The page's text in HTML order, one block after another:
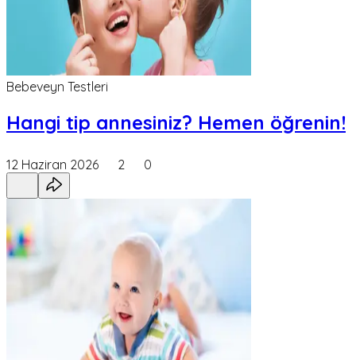
Bebeveyn Testleri
Hangi tip annesiniz? Hemen öğrenin!
12 Haziran 2026 2 0